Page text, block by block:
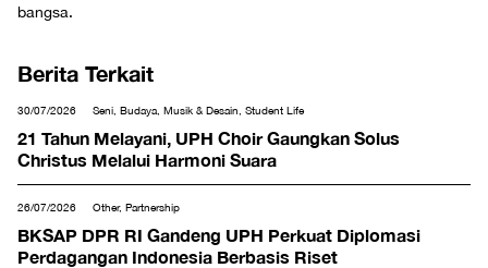
bangsa.
Berita Terkait
30/07/2026 Seni, Budaya, Musik & Desain, Student Life
21 Tahun Melayani, UPH Choir Gaungkan Solus
Christus Melalui Harmoni Suara
26/07/2026 Other, Partnership
BKSAP DPR RI Gandeng UPH Perkuat Diplomasi
Perdagangan Indonesia Berbasis Riset